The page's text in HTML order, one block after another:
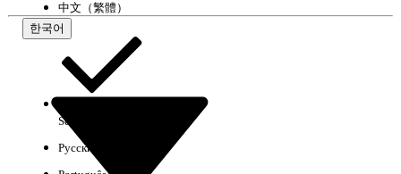
한국어
中文（繁體）
Select Org
Русский